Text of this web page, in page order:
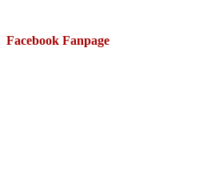
Facebook Fanpage